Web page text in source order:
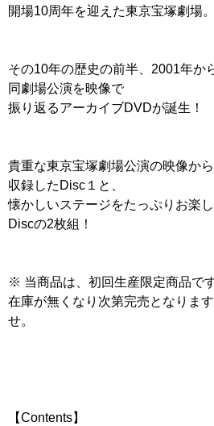
開場10周年を迎えた東京宝塚劇場。
その10年の歴史の前半、2001年か
同劇場公演を映像で
振り返るアーカイブDVDが誕生！
貴重な東京宝塚劇場公演の映像か
収録したDisc１と、
懐かしいステージをたっぷりお楽
Discの2枚組！
※ 当商品は、初回生産限定商品です
在庫が無くなり次第完売となりま
せ。
【Contents】